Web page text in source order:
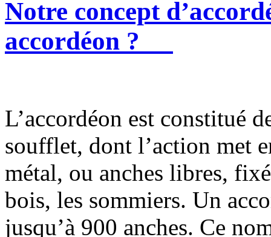
Notre concept
accordéon ?
L’accordéon est constitué
soufflet, dont l’action met
métal, ou anches libres,
bois, les sommiers. Un
jusqu’à 900 anches. Ce